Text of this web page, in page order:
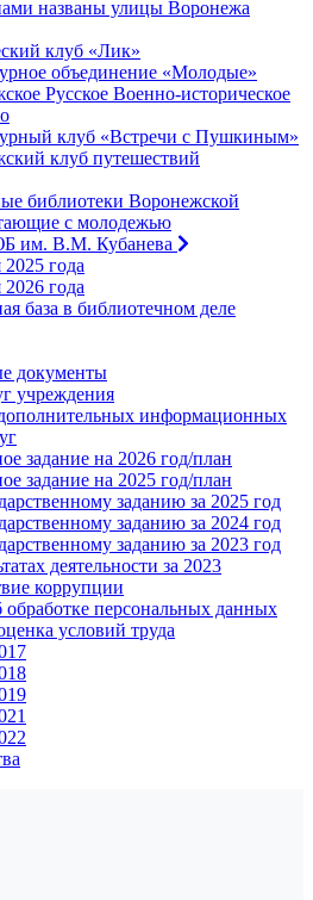
названы улицы Воронежа
клуб «Лик»
объединение «Молодые»
Русское Военно-историческое
клуб «Встречи с Пушкиным»
клуб путешествий
библиотеки Воронежской
с молодежью
им. В.М. Кубанева
года
года
база в библиотечном деле
документы
учреждения
информационных
задание на 2026 год/план
задание на 2025 год/план
заданию за 2025 год
заданию за 2024 год
заданию за 2023 год
деятельности за 2023
коррупции
персональных данных
условий труда